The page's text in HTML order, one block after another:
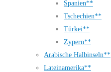
Spanien**
Tschechien**
Türkei**
Zypern**
Arabische Halbinseln**
Lateinamerika**